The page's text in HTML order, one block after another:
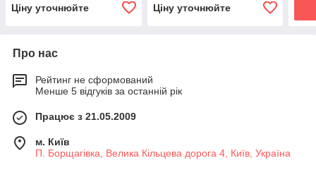
Ціну уточнюйте Ціну уточнюйте
Про нас
Рейтинг не сформований
Менше 5 відгуків за останній рік
Працює з 21.05.2009
м. Київ
П. Борщагівка, Велика Кільцева дорога 4, Київ, Україна